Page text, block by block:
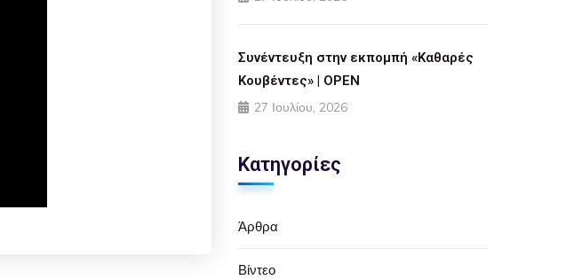
Συνέντευξη στην εκπομπή «Καθαρές
Κουβέντες» | OPEN
27 Ιουλίου, 2026
Κατηγορίες
Άρθρα
Βίντεο